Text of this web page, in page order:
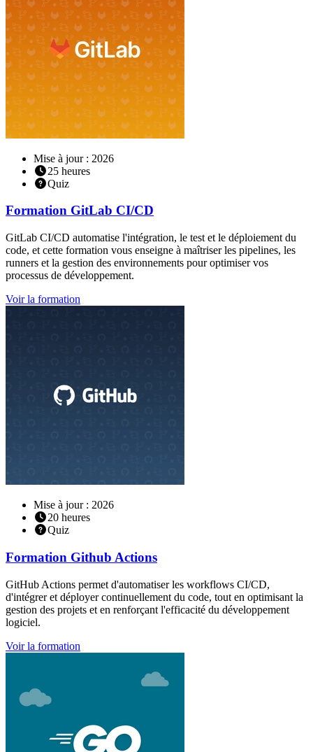
Mise à jour : 2026
25 heures
Quiz
Formation GitLab CI/CD
GitLab CI/CD automatise l'intégration, le test et le déploiement du
code, et cette formation vous enseigne à maîtriser les pipelines, les
runners et la gestion des environnements pour optimiser vos
processus de développement.
Voir la formation
Mise à jour : 2026
20 heures
Quiz
Formation Github Actions
GitHub Actions permet d'automatiser les workflows CI/CD,
d'intégrer et déployer continuellement du code, tout en optimisant la
gestion des projets et en renforçant l'efficacité du développement
logiciel.
Voir la formation